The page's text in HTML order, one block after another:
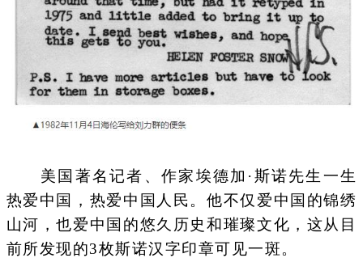
美国著名记者、作家埃德加·斯诺先生一生
热爱中国，热爱中国人民。他不仅爱中国的锦绣
山河，也爱中国的悠久历史和璀璨文化，这从目
前所发现的3枚斯诺汉字印章可见一斑。